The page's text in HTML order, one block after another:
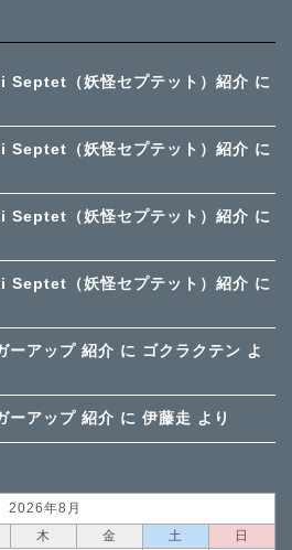
Septet（妖怪セプテット）紹介 に
Septet（妖怪セプテット）紹介 に
Septet（妖怪セプテット）紹介 に
Septet（妖怪セプテット）紹介 に
ーアップ 紹介 に ゴクラクテン よ
ーアップ 紹介 に 伊藤走 より
2026年8月
木 金 土
日